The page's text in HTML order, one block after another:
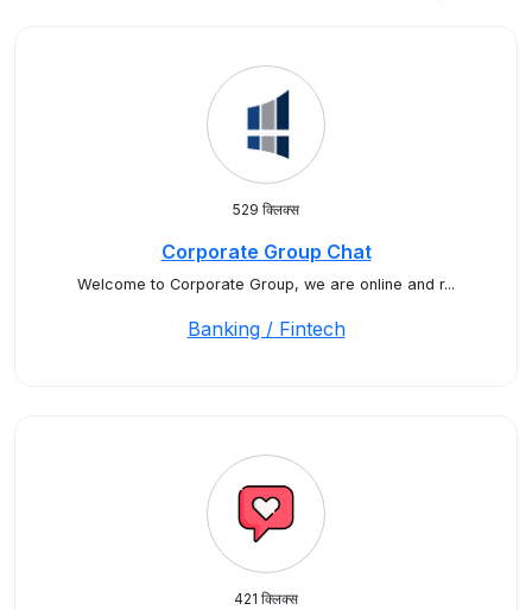
529 क्लिक्स
Corporate Group Chat
Welcome to Corporate Group, we are online and r...
Banking / Fintech
421 क्लिक्स